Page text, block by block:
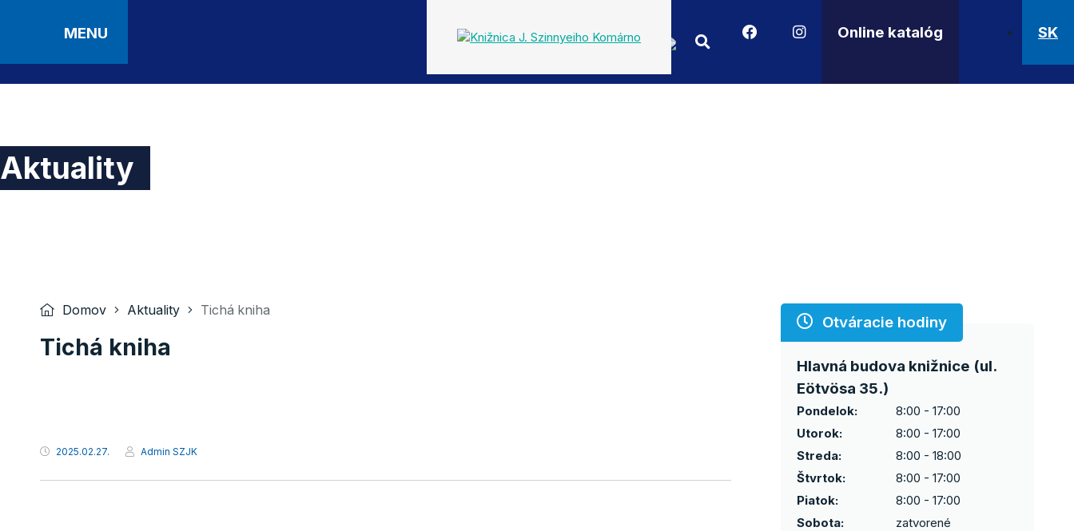
MENU SK
Online katalóg
Aktuality
Domov Aktuality Tichá kniha
Tichá kniha
2025.02.27. Admin SZJK
Otváracie hodiny
Hlavná budova knižnice (ul.
Eötvösa 35.)
Pondelok:
8:00 - 17:00
Utorok:
8:00 - 17:00
Streda:
8:00 - 18:00
Štvrtok:
8:00 - 17:00
Piatok:
8:00 - 17:00
Sobota:
zatvorené